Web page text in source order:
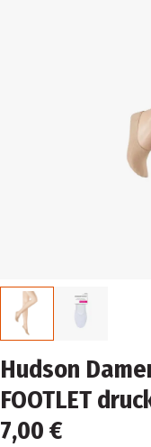
Hudson
FOOTLET
7,00 €